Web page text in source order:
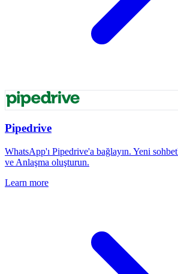
Pipedrive
WhatsApp'ı Pipedrive'a bağlayın. Yeni
ve Anlaşma oluşturun.
Learn more